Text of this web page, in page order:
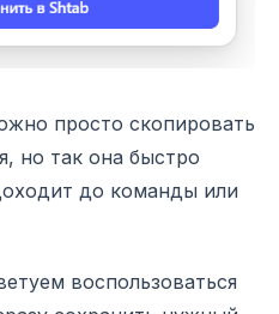
просто скопировать
но так она быстро
до команды или
воспользоваться